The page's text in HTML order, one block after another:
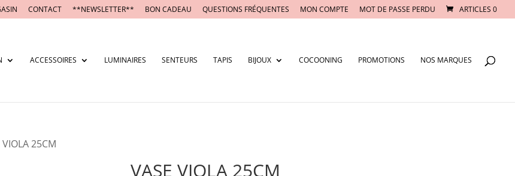
CONTACT **NEWSLETTER** BON CADEAU QUESTIONS FRÉQUENTES MON COMPTE MOT DE PASSE PERDU ARTICLES 0
ACCESSOIRES LUMINAIRES SENTEURS TAPIS BIJOUX COCOONING PROMOTIONS NOS MARQUES
25CM
VASE VIOLA 25CM